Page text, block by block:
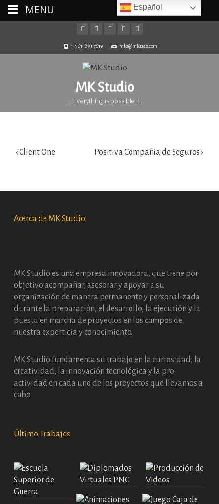
1-561-893 7619 mks@mkssas.com
MK Studio
.:: Everything is possible ::..
Client Two
MK Studio> Clients >Client Two
Post
‹Client One Positiva Compañia de Seguros›
Acerca de MK Studio
MK Studio es una empresa innovadora, que tiene por
objetivo acompañar, asesorar y apoyar a su
organización de manera permanente y personalizada
durante la preparación, el desarrollo, la ejecución y la
puesta en marcha de proyectos en los campos de
nuestra experticia y conocimiento.
MK Studio fundamenta su trabajo en la curiosidad, la
creatividad, la innovación tecnológica y la pro
actividad en cada uno de los proyectos que llevamos a
cabo.
Último Trabajos
Español
MENU